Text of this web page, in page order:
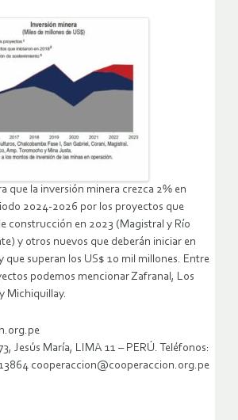
que la inversión minera crezca 2% en
2024-2026 por los proyectos que
construcción en 2023 (Magistral y Río
y otros nuevos que deberán iniciar en
que superan los US$ 10 mil millones. Entre
podemos mencionar Zafranal, Los
Michiquillay.
Jesús María, LIMA 11 – PERÚ. Teléfonos:
cooperaccion@cooperaccion.org.pe